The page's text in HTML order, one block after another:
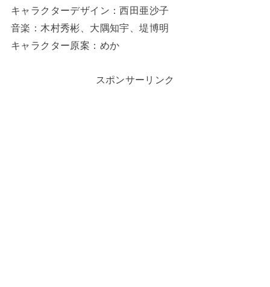
キャラクターデザイン：西田亜沙子
音楽：木村秀彬、大隅知宇、堤博明
キャラクター原案：めか
スポンサーリンク